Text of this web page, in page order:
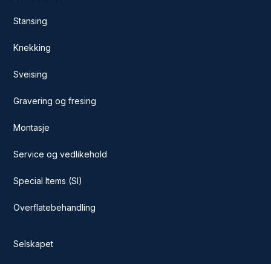
Stansing
Knekking
Sveising
Gravering og fresing
Montasje
Service og vedlikehold
Special Items (SI)
Overflatebehandling
Selskapet